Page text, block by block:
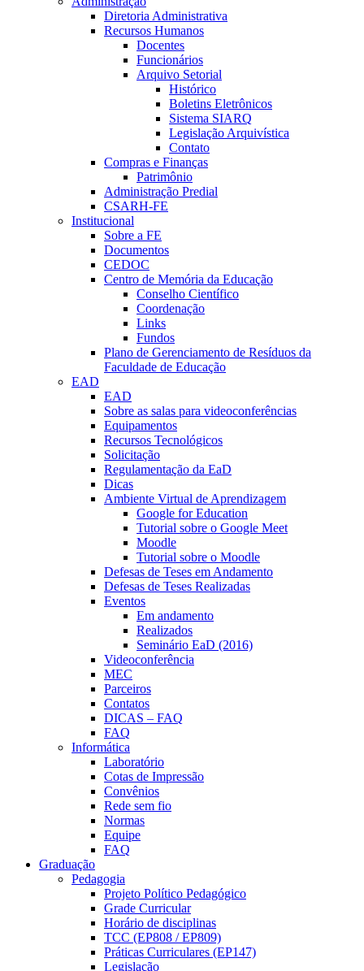
Diretoria Administrativa
Recursos Humanos
Docentes
Funcionários
Arquivo Setorial
Histórico
Boletins Eletrônicos
Sistema SIARQ
Legislação Arquivística
Contato
Compras e Finanças
Patrimônio
Administração Predial
CSARH-FE
Institucional
Sobre a FE
Documentos
CEDOC
Centro de Memória da Educação
Conselho Científico
Coordenação
Links
Fundos
Plano de Gerenciamento de Resíduos da
Faculdade de Educação
EAD
EAD
Sobre as salas para videoconferências
Equipamentos
Recursos Tecnológicos
Solicitação
Regulamentação da EaD
Dicas
Ambiente Virtual de Aprendizagem
Google for Education
Tutorial sobre o Google Meet
Moodle
Tutorial sobre o Moodle
Defesas de Teses em Andamento
Defesas de Teses Realizadas
Eventos
Em andamento
Realizados
Seminário EaD (2016)
Videoconferência
MEC
Parceiros
Contatos
DICAS – FAQ
FAQ
Informática
Laboratório
Cotas de Impressão
Convênios
Rede sem fio
Normas
Equipe
FAQ
Graduação
Pedagogia
Projeto Político Pedagógico
Grade Curricular
Horário de disciplinas
TCC (EP808 / EP809)
Práticas Curriculares (EP147)
Legislação